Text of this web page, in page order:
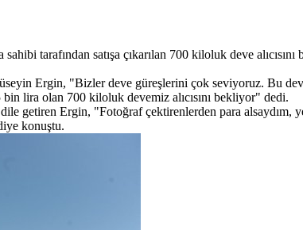
tarafından satışa çıkarılan 700 kiloluk deve
Ergin, "Bizler deve güreşlerini çok seviyoruz. Bu
lira olan 700 kiloluk devemiz alıcısını bekliyor" dedi.
getiren Ergin, "Fotoğraf çektirenlerden para alsaydım,
konuştu.